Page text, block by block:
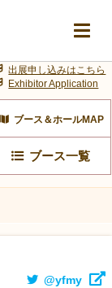
ブース＆ホールMAP
ブース一覧
出展申し込みはこちら
Exhibitor Application
@yfmy